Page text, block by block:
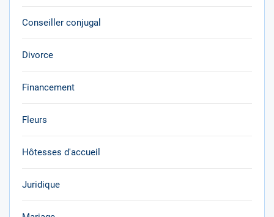
Conseiller conjugal
Divorce
Financement
Fleurs
Hôtesses d'accueil
Juridique